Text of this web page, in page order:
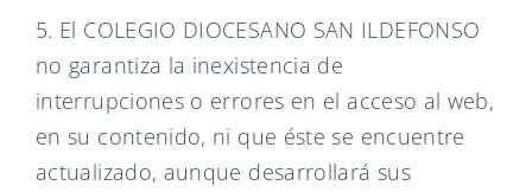
5. El COLEGIO DIOCESANO SAN ILDEFONSO
no garantiza la inexistencia de
interrupciones o errores en el acceso al web,
en su contenido, ni que éste se encuentre
actualizado, aunque desarrollará sus